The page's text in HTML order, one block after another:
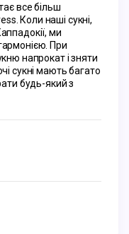
все більш
Коли наші сукні,
ми
При
напрокат і зняти
сукні мають багато
будь-який з